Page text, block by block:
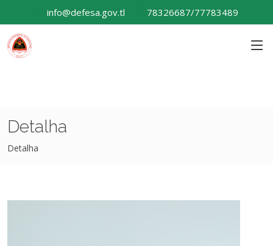
info@defesa.gov.tl 78326687/77783489
Detalha
Detalha